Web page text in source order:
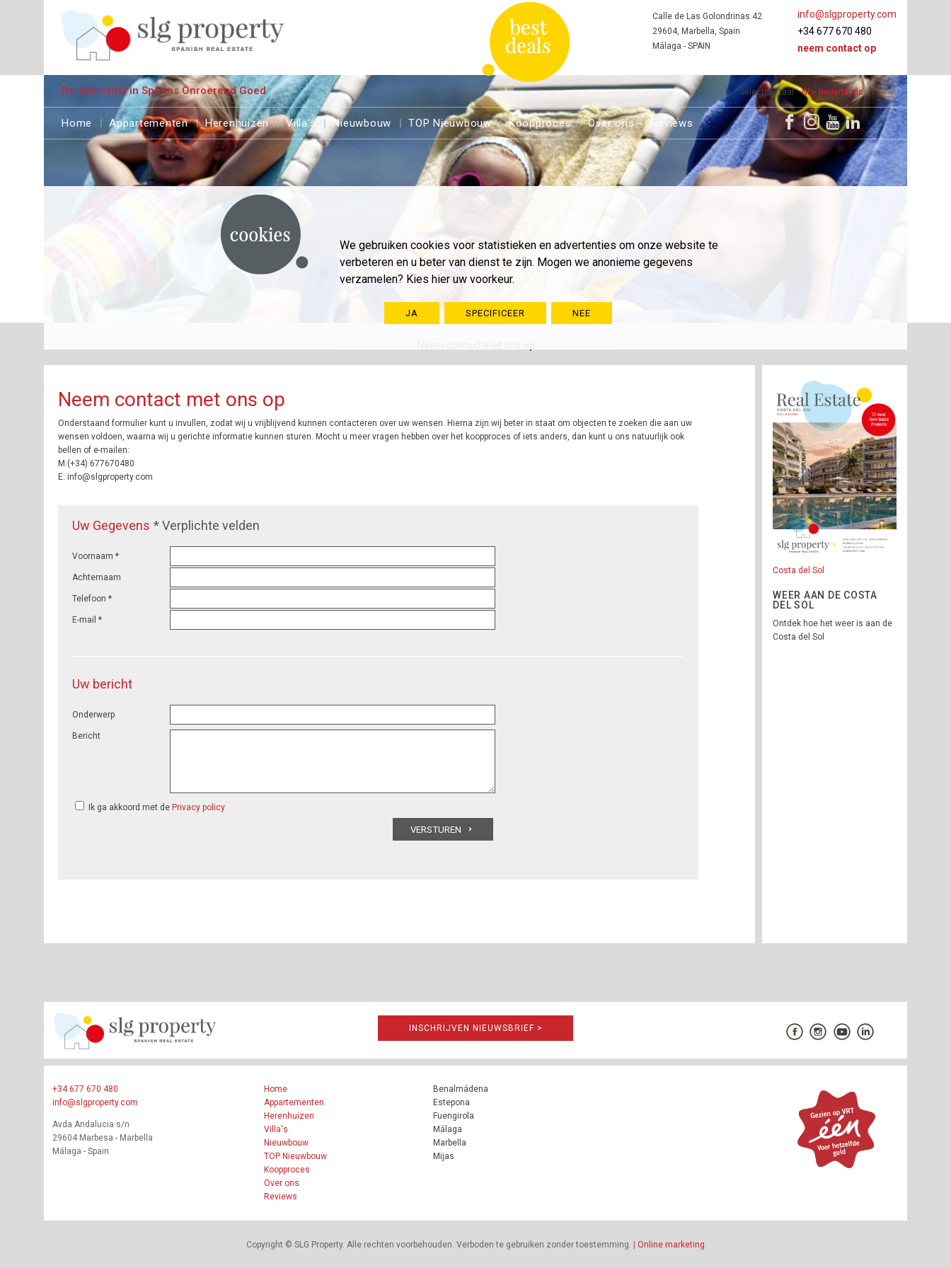
We gebruiken cookies voor statistieken en advertenties om onze website te
verbeteren en u beter van dienst te zijn. Mogen we anonieme gegevens
verzamelen? Kies hier uw voorkeur.
JA SPECIFICEER NEE
Selecteer taal NL - Nederlands
info@slgproperty.com
+34 677 670 480
neem contact op
Calle de Las Golondrinas 42
29604, Marbella, Spain
Málaga - SPAIN
De specialist in Spaans Onroerend Goed
Home Appartementen Herenhuizen Villa's Nieuwbouw TOP Nieuwbouw Koopproces Over ons Reviews
Neem contact met ons op
Onderstaand formulier kunt u invullen, zodat wij u vrijblijvend kunnen contacteren over uw wensen. Hierna zijn wij beter in staat om objecten te zoeken die aan uw
wensen voldoen, waarna wij u gerichte informatie kunnen sturen. Mocht u meer vragen hebben over het koopproces of iets anders, dan kunt u ons natuurlijk ook
bellen of e-mailen:
M:(+34) 677670480
E: info@slgproperty.com
Uw Gegevens * Verplichte velden
Voornaam *
Achternaam
Telefoon *
E-mail *
Uw bericht
Onderwerp
Bericht
Ik ga akkoord met de Privacy policy
Costa del Sol
WEER AAN DE COSTA
DEL SOL
Ontdek hoe het weer is aan de
Costa del Sol
INSCHRIJVEN NIEUWSBRIEF >
+34 677 670 480
info@slgproperty.com
Avda Andalucia s/n
29604 Marbesa - Marbella
Málaga - Spain
Home
Appartementen
Herenhuizen
Villa's
Nieuwbouw
TOP Nieuwbouw
Koopproces
Over ons
Reviews
Benalmádena
Estepona
Fuengirola
Málaga
Marbella
Mijas
Copyright © SLG Property. Alle rechten voorbehouden. Verboden te gebruiken zonder toestemming. | Online marketing